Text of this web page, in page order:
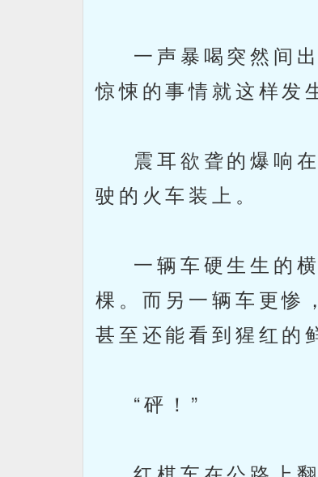
一声暴喝突然间出
惊悚的事情就这样发
震耳欲聋的爆响在
驶的火车装上。
一辆车硬生生的横
棵。而另一辆车更惨
甚至还能看到猩红的
“砰！”